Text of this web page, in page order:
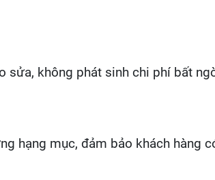
không phát sinh chi phí bất
hạng mục, đảm bảo khách hàng